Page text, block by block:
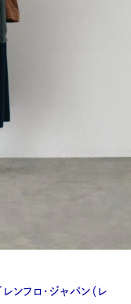
ンフロ・ジャパン（レ